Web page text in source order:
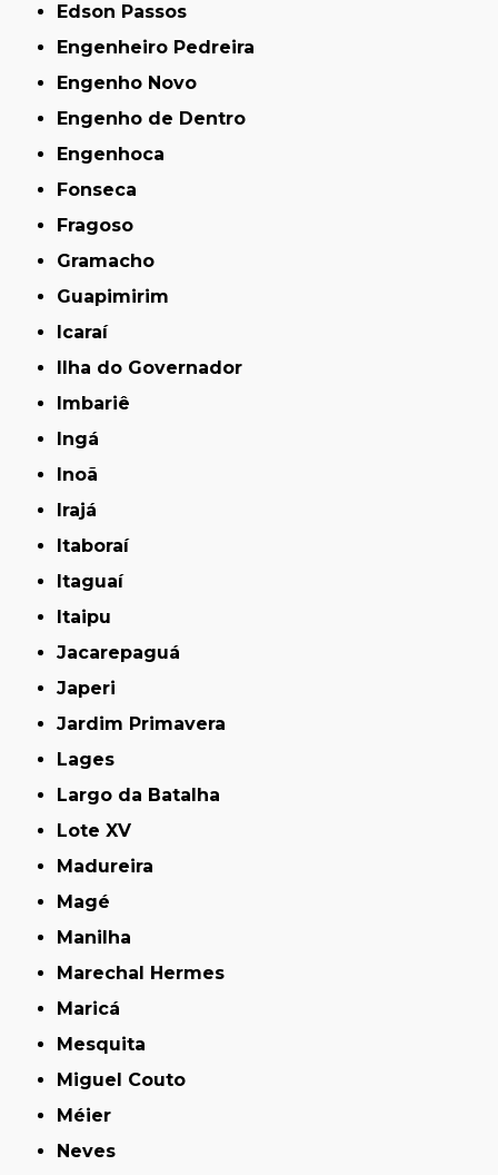
Edson Passos
Engenheiro Pedreira
Engenho Novo
Engenho de Dentro
Engenhoca
Fonseca
Fragoso
Gramacho
Guapimirim
Icaraí
Ilha do Governador
Imbariê
Ingá
Inoã
Irajá
Itaboraí
Itaguaí
Itaipu
Jacarepaguá
Japeri
Jardim Primavera
Lages
Largo da Batalha
Lote XV
Madureira
Magé
Manilha
Marechal Hermes
Maricá
Mesquita
Miguel Couto
Méier
Neves